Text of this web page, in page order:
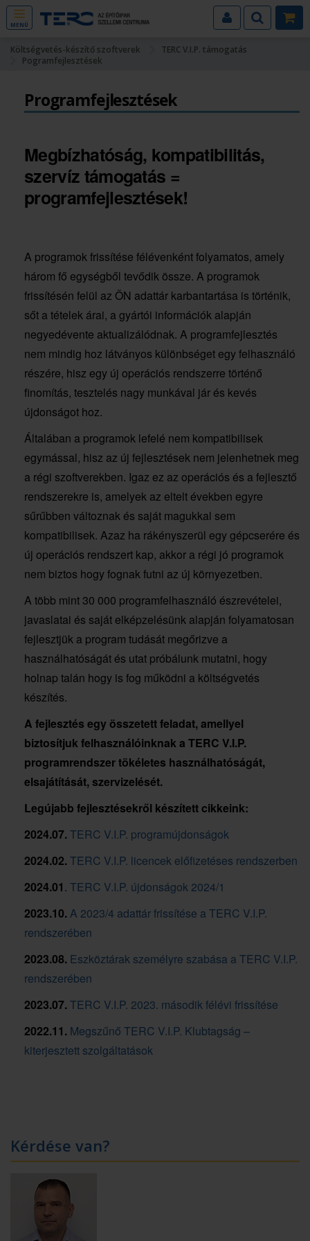
MENÜ
Költségvetés-készítő szoftverek
TERC V.I.P. támogatás
Pogramfejlesztések
Programfejlesztések
Megbízhatóság, kompatibilitás,
szervíz támogatás =
programfejlesztések!
A programok frissítése félévenként folyamatos, amely
három fő egységből tevődik össze. A programok
frissítésén felül az ÖN adattár karbantartása is történik,
sőt a tételek árai, a gyártói információk alapján
negyedévente aktualizálódnak. A programfejlesztés
nem mindig hoz látványos különbséget egy felhasználó
részére, hisz egy új operációs rendszerre történő
finomítás, tesztelés nagy munkával jár és kevés
újdonságot hoz.
Általában a programok lefelé nem kompatibilisek
egymással, hisz az új fejlesztések nem jelenhetnek meg
a régi szoftverekben. Igaz ez az operációs és a fejlesztő
rendszerekre is, amelyek az eltelt években egyre
sűrűbben változnak és saját magukkal sem
kompatibilisek. Azaz ha rákényszerül egy gépcserére és
új operációs rendszert kap, akkor a régi jó programok
nem biztos hogy fognak futni az új környezetben.
A több mint 30 000 programfelhasználó észrevételei,
javaslatai és saját elképzelésünk alapján folyamatosan
fejlesztjük a program tudását megőrizve a
használhatóságát és utat próbálunk mutatni, hogy
holnap talán hogy is fog működni a költségvetés
készítés.
A fejlesztés egy összetett feladat, amellyel
biztosítjuk felhasználóinknak a TERC V.I.P.
programrendszer tökéletes használhatóságát,
elsajátítását, szervizelését.
Legújabb fejlesztésekről készített cikkeink:
2024.07.TERC V.I.P. programújdonságok
2024.02.TERC V.I.P. licencek előfizetéses rendszerben
2024.01. TERC V.I.P. újdonságok 2024/1
2023.10.A 2023/4 adattár frissítése a TERC V.I.P.
rendszerében
2023.08. Eszköztárak személyre szabása a TERC V.I.P.
rendszerében
2023.07.TERC V.I.P. 2023. második félévi frissítése
2022.11. Megszűnő TERC V.I.P. Klubtagság –
kiterjesztett szolgáltatások
Kérdése van?